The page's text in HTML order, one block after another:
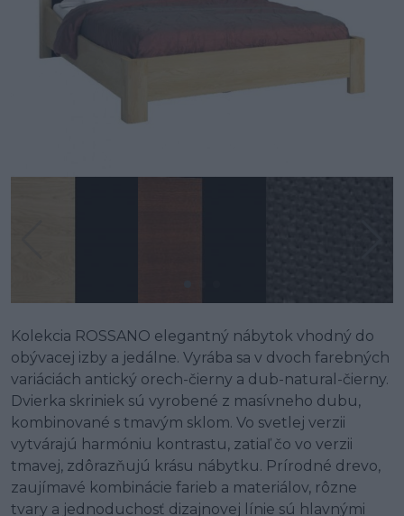
Kolekcia ROSSANO elegantný nábytok vhodný do
obývacej izby a jedálne. Vyrába sa v dvoch farebných
variáciách antický orech-čierny a dub-natural-čierny.
Dvierka skriniek sú vyrobené z masívneho dubu,
kombinované s tmavým sklom. Vo svetlej verzii
vytvárajú harmóniu kontrastu, zatiaľ čo vo verzii
tmavej, zdôrazňujú krásu nábytku. Prírodné drevo,
zaujímavé kombinácie farieb a materiálov, rôzne
tvary a jednoduchosť dizajnovej línie sú hlavnými